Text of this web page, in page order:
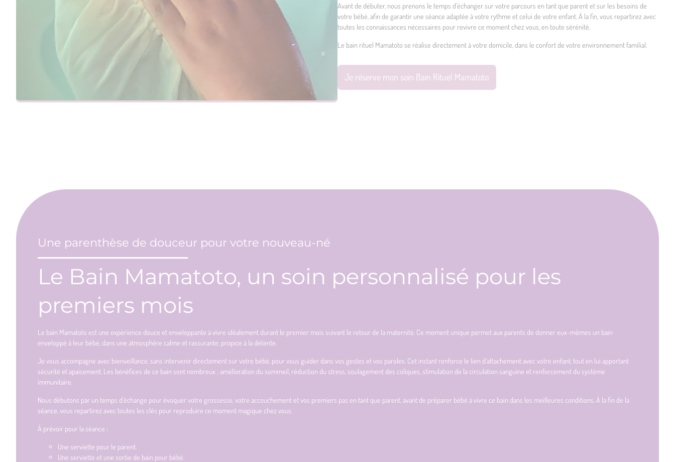
Avant de débuter, nous prenons le temps d’échanger sur votre parcours en tant que parent et sur les besoins de
votre bébé, afin de garantir une séance adaptée à votre rythme et celui de votre enfant. À la fin, vous repartirez avec
toutes les connaissances nécessaires pour revivre ce moment chez vous, en toute sérénité.
Le bain rituel Mamatoto se réalise directement à votre domicile, dans le confort de votre environnement familial.
Je réserve mon soin Bain Rituel Mamatoto
Une parenthèse de douceur pour votre nouveau-né
Le Bain Mamatoto, un soin personnalisé pour les
premiers mois
Le bain Mamatoto est une expérience douce et enveloppante à vivre idéalement durant le premier mois suivant le retour de la maternité. Ce moment unique permet aux parents de donner eux-mêmes un bain
enveloppé à leur bébé, dans une atmosphère calme et rassurante, propice à la détente.
Je vous accompagne avec bienveillance, sans intervenir directement sur votre bébé, pour vous guider dans vos gestes et vos paroles. Cet instant renforce le lien d’attachement avec votre enfant, tout en lui apportant
sécurité et apaisement. Les bénéfices de ce bain sont nombreux : amélioration du sommeil, réduction du stress, soulagement des coliques, stimulation de la circulation sanguine et renforcement du système
immunitaire.
Nous débutons par un temps d’échange pour évoquer votre grossesse, votre accouchement et vos premiers pas en tant que parent, avant de préparer bébé à vivre ce bain dans les meilleures conditions. À la fin de la
séance, vous repartirez avec toutes les clés pour reproduire ce moment magique chez vous.
À prévoir pour la séance :
Une serviette pour le parent.
Une serviette et une sortie de bain pour bébé.